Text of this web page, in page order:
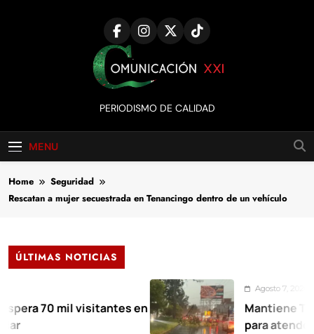
Comunicación
XXI
PERIODISMO DE CALIDAD
MENU
Home
Seguridad
Rescatan a mujer secuestrada en Tenancingo dentro de un vehículo
ÚLTIMAS NOTICIAS
mil visitantes en
Agosto 7, 2026
Mantiene Toluca
para atender